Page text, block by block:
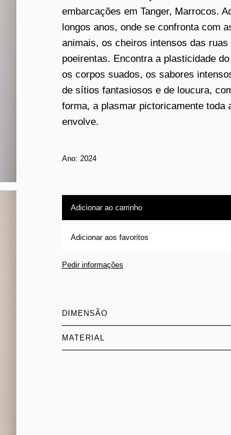
embarcações em Tanger, Marrocos.
longos anos, onde se confronta com
animais, os cheiros intensos das ruas
poeirentas. Encontra a plasticidade
os corpos suados, os sabores
de sítios fantasiosos e de loucura,
forma, a plasmar pictoricamente toda
envolve.
Ano: 2024
Adicionar ao carrinho
Adicionar aos favoritos
Pedir informações
DIMENSÃO
MATERIAL